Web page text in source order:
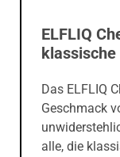
ELFLIQ
Das ELFLIQ
Geschmack
alle, die